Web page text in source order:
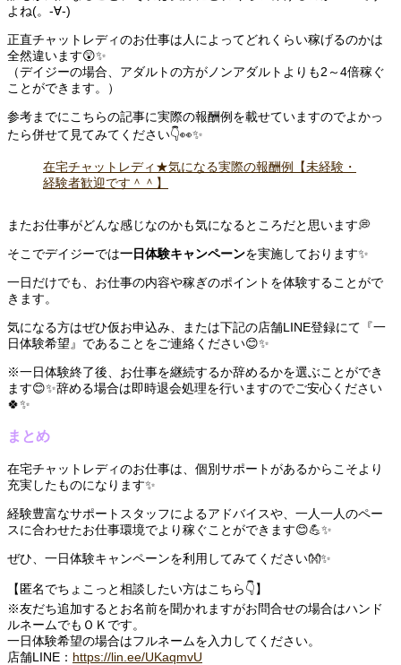
よね(。-∀-)
正直チャットレディのお仕事は人によってどれくらい稼げるのかは
全然違います😲✨
（デイジーの場合、アダルトの方がノンアダルトよりも2～4倍稼ぐ
ことができます。）
参考までにこちらの記事に実際の報酬例を載せていますのでよかっ
たら併せて見てみてください👇👀✨
在宅チャットレディ★気になる実際の報酬例【未経験・
経験者歓迎です＾＾】
またお仕事がどんな感じなのかも気になるところだと思います💭
そこでデイジーでは一日体験キャンペーンを実施しております✨
一日だけでも、お仕事の内容や稼ぎのポイントを体験することがで
きます。
気になる方はぜひ仮お申込み、または下記の店舗LINE登録にて『一
日体験希望』であることをご連絡ください😊✨
※一日体験終了後、お仕事を継続するか辞めるかを選ぶことができ
ます😊✨辞める場合は即時退会処理を行いますのでご安心ください
🍀✨
まとめ
在宅チャットレディのお仕事は、個別サポートがあるからこそより
充実したものになります✨
経験豊富なサポートスタッフによるアドバイスや、一人一人のペー
スに合わせたお仕事環境でより稼ぐことができます😊💪✨
ぜひ、一日体験キャンペーンを利用してみてください👐✨
【匿名でちょこっと相談したい方はこちら👇】
※友だち追加するとお名前を聞かれますがお問合せの場合はハンド
ルネームでもＯＫです。
一日体験希望の場合はフルネームを入力してください。
店舗LINE： https://lin.ee/UKaqmvU